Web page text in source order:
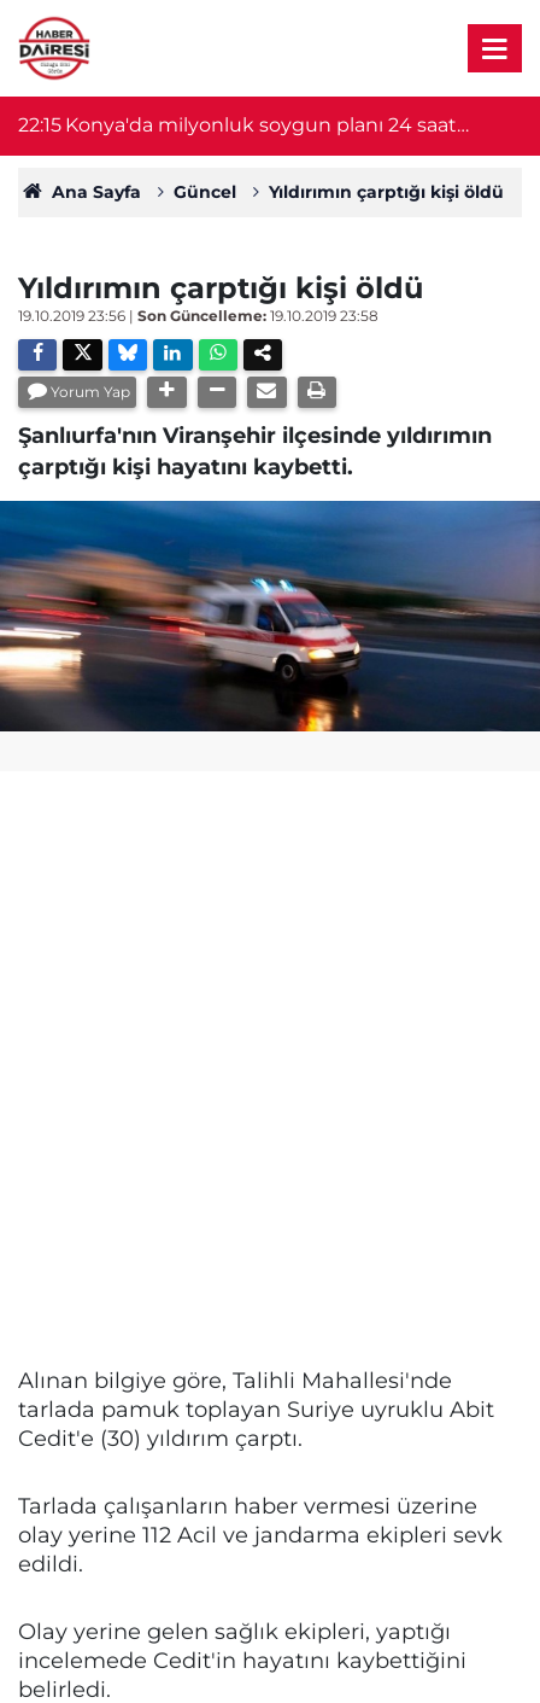
22:15 Konya'da milyonluk soygun planı 24 saat
sürdü! Şüpheliler yakalandı
Ana Sayfa Güncel Yıldırımın çarptığı kişi öldü
Yıldırımın çarptığı kişi öldü
19.10.2019 23:56 | Son Güncelleme: 19.10.2019 23:58
Yorum Yap
Şanlıurfa'nın Viranşehir ilçesinde yıldırımın
çarptığı kişi hayatını kaybetti.
Alınan bilgiye göre, Talihli Mahallesi'nde
tarlada pamuk toplayan Suriye uyruklu Abit
Cedit'e (30) yıldırım çarptı.
Tarlada çalışanların haber vermesi üzerine
olay yerine 112 Acil ve jandarma ekipleri sevk
edildi.
Olay yerine gelen sağlık ekipleri, yaptığı
incelemede Cedit'in hayatını kaybettiğini
belirledi.